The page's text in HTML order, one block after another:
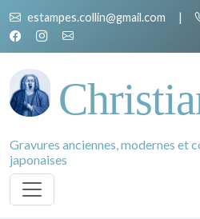
estampes.collin@gmail.com |
Gravures anciennes, modernes et
japonaises